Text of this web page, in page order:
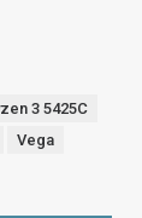
3 5425C
Vega